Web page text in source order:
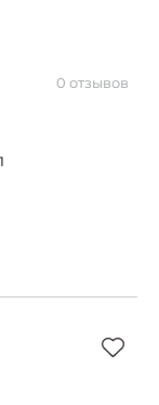
0 отзывов